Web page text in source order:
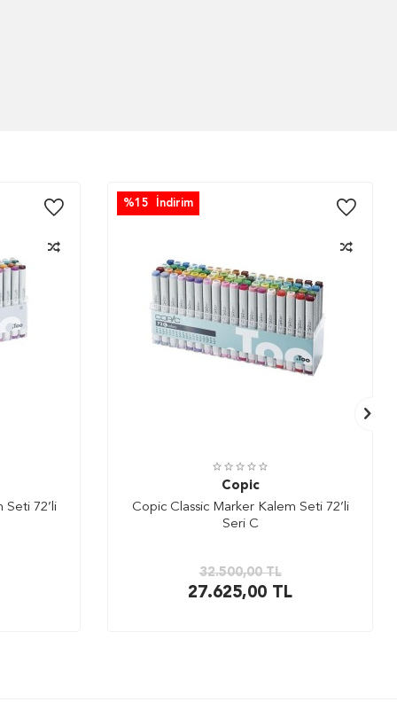
72’li
%15 İndirim
Copic
Copic Classic Marker Kalem Seti 72’li
Seri C
32.500,00TL
27.625,00 TL